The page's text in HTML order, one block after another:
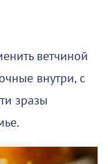
ветчиной
внутри, с
зразы